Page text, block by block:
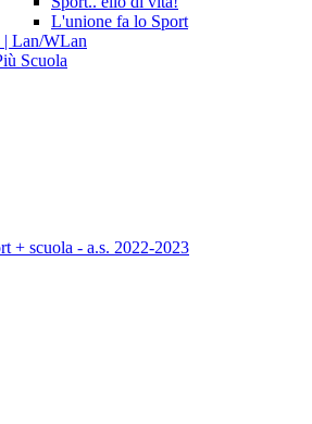
L'unione fa lo Sport
| Lan/WLan
Scuola
+ scuola - a.s. 2022-2023